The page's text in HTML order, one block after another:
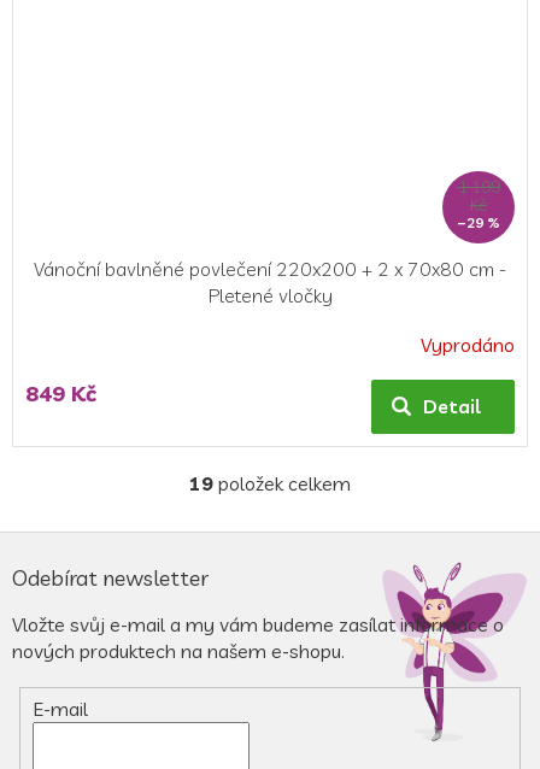
1 199
Kč
–29 %
Vánoční bavlněné povlečení 220x200 + 2 x 70x80 cm -
Pletené vločky
produktu
5,0
hvězdiček.
Vyprodáno
849 Kč Detail
O
l
c
í
19 položek celkem
á
a
Odebírat newsletter
Vložte svůj e-mail a my vám budeme zasílat informace o
nových produktech na našem e-shopu.
E-mail